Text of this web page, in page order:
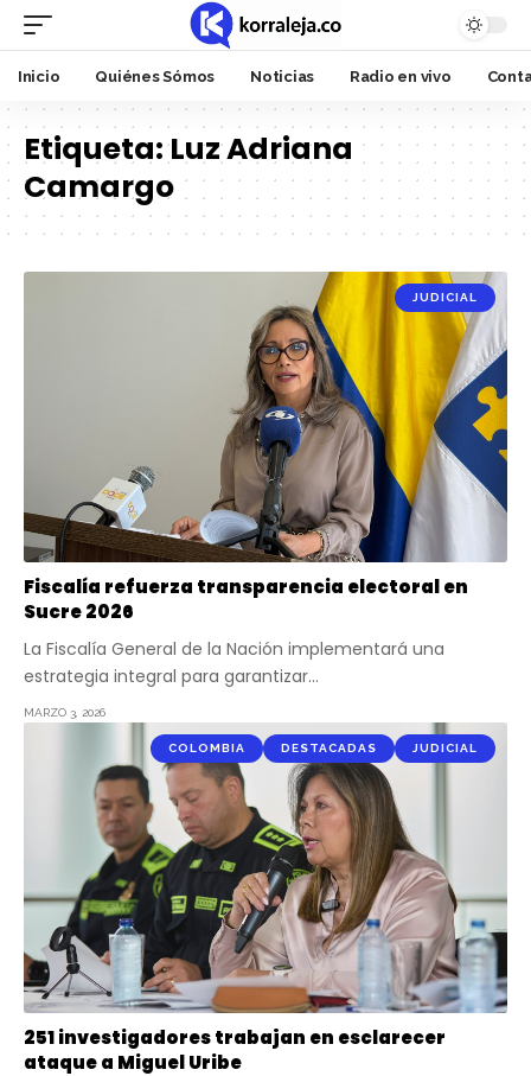
Inicio Quiénes Sómos Noticias Radio en vivo
Etiqueta:Luz Adriana
Camargo
JUDICIAL
Fiscalía refuerza transparencia electoral en
Sucre 2026
La Fiscalía General de la Nación implementará una
estrategia integral para garantizar…
MARZO 3, 2026
COLOMBIA DESTACADAS JUDICIAL
251 investigadores trabajan en esclarecer
ataque a Miguel Uribe